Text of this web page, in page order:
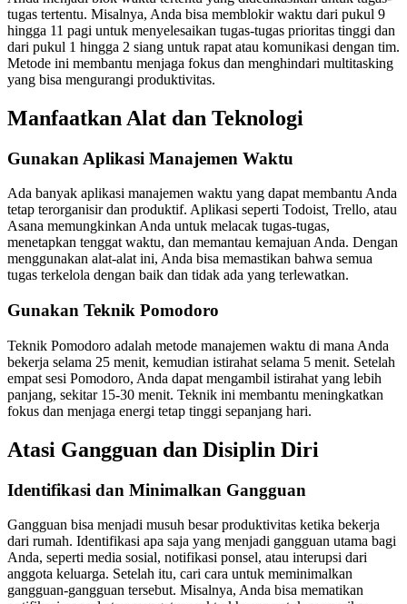
tugas tertentu. Misalnya, Anda bisa memblokir waktu dari pukul 9
hingga 11 pagi untuk menyelesaikan tugas-tugas prioritas tinggi dan
dari pukul 1 hingga 2 siang untuk rapat atau komunikasi dengan tim.
Metode ini membantu menjaga fokus dan menghindari multitasking
yang bisa mengurangi produktivitas.
Manfaatkan Alat dan Teknologi
Gunakan Aplikasi Manajemen Waktu
Ada banyak aplikasi manajemen waktu yang dapat membantu Anda
tetap terorganisir dan produktif. Aplikasi seperti Todoist, Trello, atau
Asana memungkinkan Anda untuk melacak tugas-tugas,
menetapkan tenggat waktu, dan memantau kemajuan Anda. Dengan
menggunakan alat-alat ini, Anda bisa memastikan bahwa semua
tugas terkelola dengan baik dan tidak ada yang terlewatkan.
Gunakan Teknik Pomodoro
Teknik Pomodoro adalah metode manajemen waktu di mana Anda
bekerja selama 25 menit, kemudian istirahat selama 5 menit. Setelah
empat sesi Pomodoro, Anda dapat mengambil istirahat yang lebih
panjang, sekitar 15-30 menit. Teknik ini membantu meningkatkan
fokus dan menjaga energi tetap tinggi sepanjang hari.
Atasi Gangguan dan Disiplin Diri
Identifikasi dan Minimalkan Gangguan
Gangguan bisa menjadi musuh besar produktivitas ketika bekerja
dari rumah. Identifikasi apa saja yang menjadi gangguan utama bagi
Anda, seperti media sosial, notifikasi ponsel, atau interupsi dari
anggota keluarga. Setelah itu, cari cara untuk meminimalkan
gangguan-gangguan tersebut. Misalnya, Anda bisa mematikan